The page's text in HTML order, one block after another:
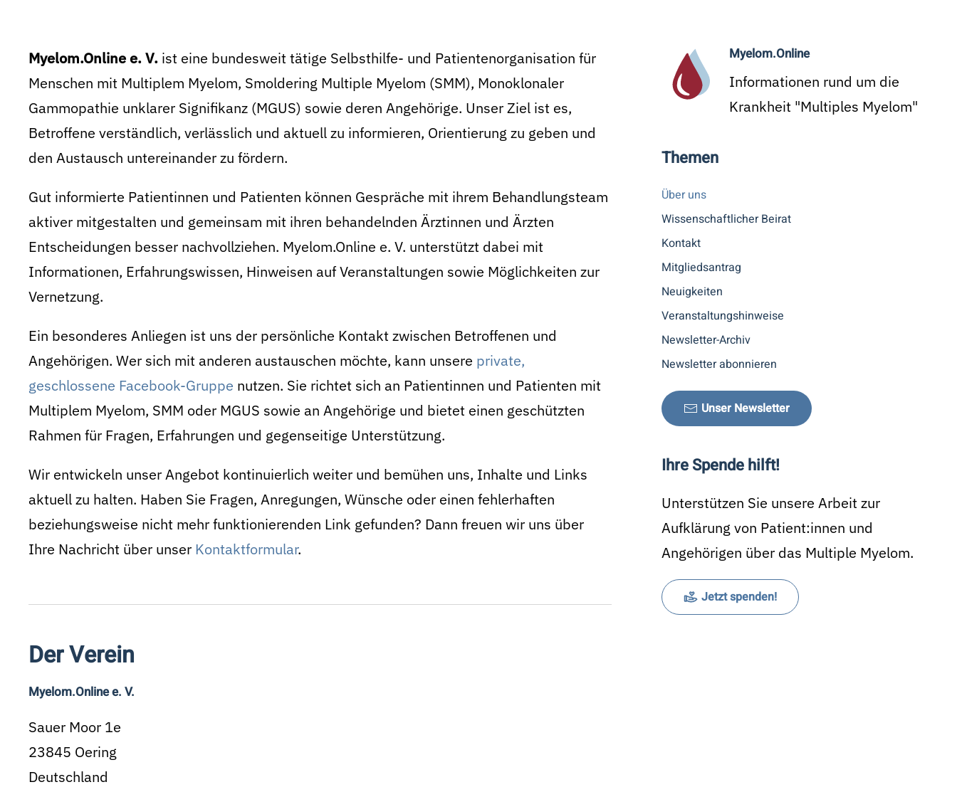
Myelom.Online e. V. ist eine bundesweit tätige Selbsthilfe- und Patientenorganisation für
Menschen mit Multiplem Myelom, Smoldering Multiple Myelom (SMM), Monoklonaler
Gammopathie unklarer Signifikanz (MGUS) sowie deren Angehörige. Unser Ziel ist es,
Betroffene verständlich, verlässlich und aktuell zu informieren, Orientierung zu geben und
den Austausch untereinander zu fördern.
Gut informierte Patientinnen und Patienten können Gespräche mit ihrem Behandlungsteam
aktiver mitgestalten und gemeinsam mit ihren behandelnden Ärztinnen und Ärzten
Entscheidungen besser nachvollziehen. Myelom.Online e. V. unterstützt dabei mit
Informationen, Erfahrungswissen, Hinweisen auf Veranstaltungen sowie Möglichkeiten zur
Vernetzung.
Ein besonderes Anliegen ist uns der persönliche Kontakt zwischen Betroffenen und
Angehörigen. Wer sich mit anderen austauschen möchte, kann unsere private,
geschlossene Facebook-Gruppe nutzen. Sie richtet sich an Patientinnen und Patienten mit
Multiplem Myelom, SMM oder MGUS sowie an Angehörige und bietet einen geschützten
Rahmen für Fragen, Erfahrungen und gegenseitige Unterstützung.
Wir entwickeln unser Angebot kontinuierlich weiter und bemühen uns, Inhalte und Links
aktuell zu halten. Haben Sie Fragen, Anregungen, Wünsche oder einen fehlerhaften
beziehungsweise nicht mehr funktionierenden Link gefunden? Dann freuen wir uns über
Ihre Nachricht über unser Kontaktformular.
Der Verein
Myelom.Online e. V.
Sauer Moor 1e
23845 Oering
Deutschland
Myelom.Online
Informationen rund um die
Krankheit "Multiples Myelom"
Themen
Über uns
Wissenschaftlicher Beirat
Kontakt
Mitgliedsantrag
Neuigkeiten
Veranstaltungshinweise
Newsletter-Archiv
Newsletter abonnieren
Unser Newsletter
Ihre Spende hilft!
Unterstützen Sie unsere Arbeit zur
Aufklärung von Patient:innen und
Angehörigen über das Multiple Myelom.
Jetzt spenden!